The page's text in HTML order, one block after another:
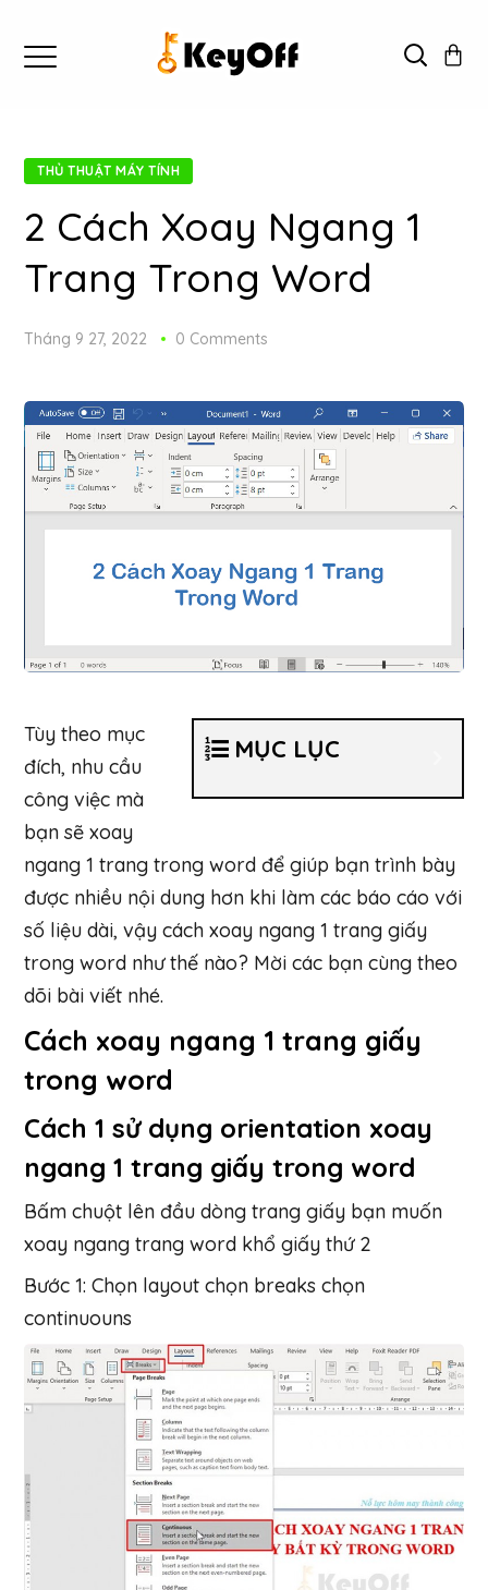
THỦ THUẬT MÁY TÍNH
2 Cách Xoay Ngang 1
Trang Trong Word
Tháng 9 27, 2022 0 Comments
MỤC LỤC
Tùy theo mục
đích, nhu cầu
công việc mà
bạn sẽ xoay
ngang 1 trang trong word để giúp bạn trình bày
được nhiều nội dung hơn khi làm các báo cáo với
số liệu dài, vậy cách xoay ngang 1 trang giấy
trong word như thế nào? Mời các bạn cùng theo
dõi bài viết nhé.
Cách xoay ngang 1 trang giấy
trong word
Cách 1 sử dụng orientation xoay
ngang 1 trang giấy trong word
Bấm chuột lên đầu dòng trang giấy bạn muốn
xoay ngang trang word khổ giấy thứ 2
Bước 1: Chọn layout chọn breaks chọn
continuouns